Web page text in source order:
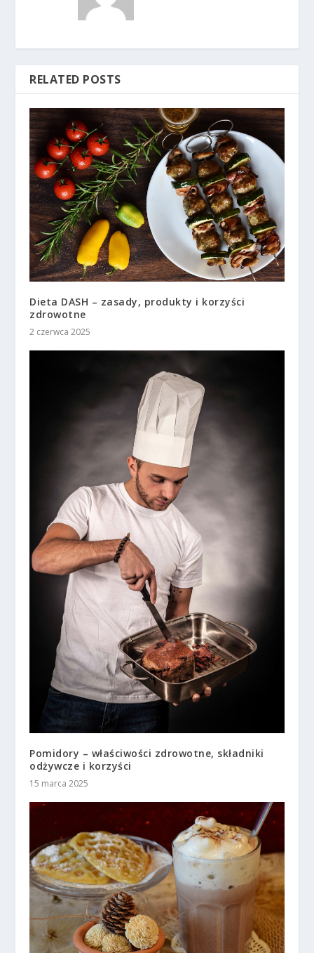
RELATED POSTS
Dieta DASH – zasady, produkty i korzyści
zdrowotne
2 czerwca 2025
Pomidory – właściwości zdrowotne, składniki
odżywcze i korzyści
15 marca 2025